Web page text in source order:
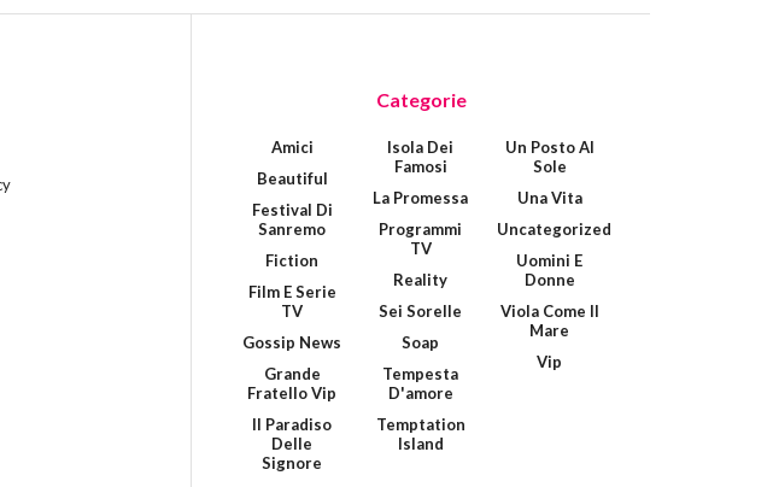
Categorie
Amici
Beautiful
Festival Di
Sanremo
Fiction
Film E Serie
TV
Gossip News
Grande
Fratello Vip
Il Paradiso
Delle
Signore
Isola Dei
Famosi
La Promessa
Programmi
TV
Reality
Sei Sorelle
Soap
Tempesta
D'amore
Temptation
Island
Un Posto Al
Sole
Una Vita
Uncategorized
Uomini E
Donne
Viola Come Il
Mare
Vip